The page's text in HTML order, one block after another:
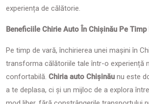
experiența de călătorie.
Beneficiile Chirie Auto În Chișinău Pe Timp
Pe timp de vară, închirierea unei mașini în
transforma călătoriile tale într-o experiență
confortabilă. Chiria auto Chișinău nu este
a te deplasa, ci și un mijloc de a explora